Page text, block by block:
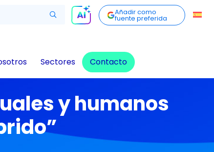
Añadir como
fuente preferida
Sectores Contacto
y humanos